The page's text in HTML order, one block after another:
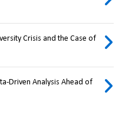
Crisis and the Case of
Driven Analysis Ahead of